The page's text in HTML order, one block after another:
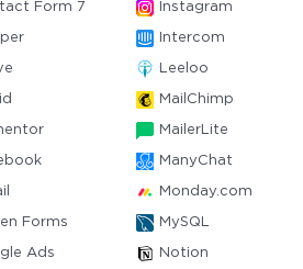
Form 7 Instagram
Intercom
Leeloo
MailChimp
MailerLite
ManyChat
Monday.com
Forms MySQL
Ads Notion